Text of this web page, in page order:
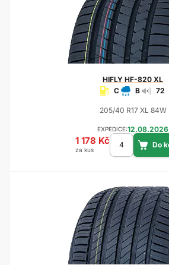
HIFLY HF-820 XL
C
B 72
205/40 R17 XL 84W
EXPEDICE:12.08.2026
1 178 Kč
za kus